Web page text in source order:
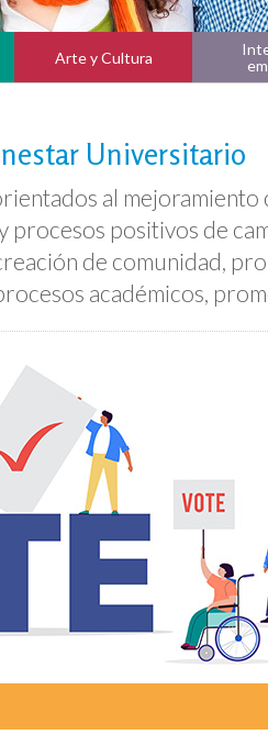
Arte y Cultura
Universitario
al
positivos de
de comunidad,
académicos,